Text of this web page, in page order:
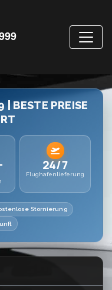
| BESTE PREISE
24/7
Flughafenlieferung
Stornierung